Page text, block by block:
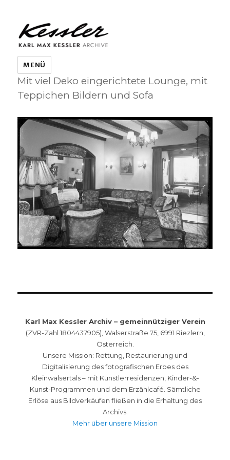
KARL MAX KESSLER ARCHIVE
MENÜ
Mit viel Deko eingerichtete Lounge, mit
Teppichen Bildern und Sofa
Karl Max Kessler Archiv – gemeinnütziger Verein
(ZVR-Zahl 1804437905), Walserstraße 75, 6991 Riezlern,
Österreich.
Unsere Mission: Rettung, Restaurierung und
Digitalisierung des fotografischen Erbes des
Kleinwalsertals – mit Künstlerresidenzen, Kinder-&-
Kunst-Programmen und dem Erzählcafé. Sämtliche
Erlöse aus Bildverkäufen fließen in die Erhaltung des
Archivs.
Mehr über unsere Mission